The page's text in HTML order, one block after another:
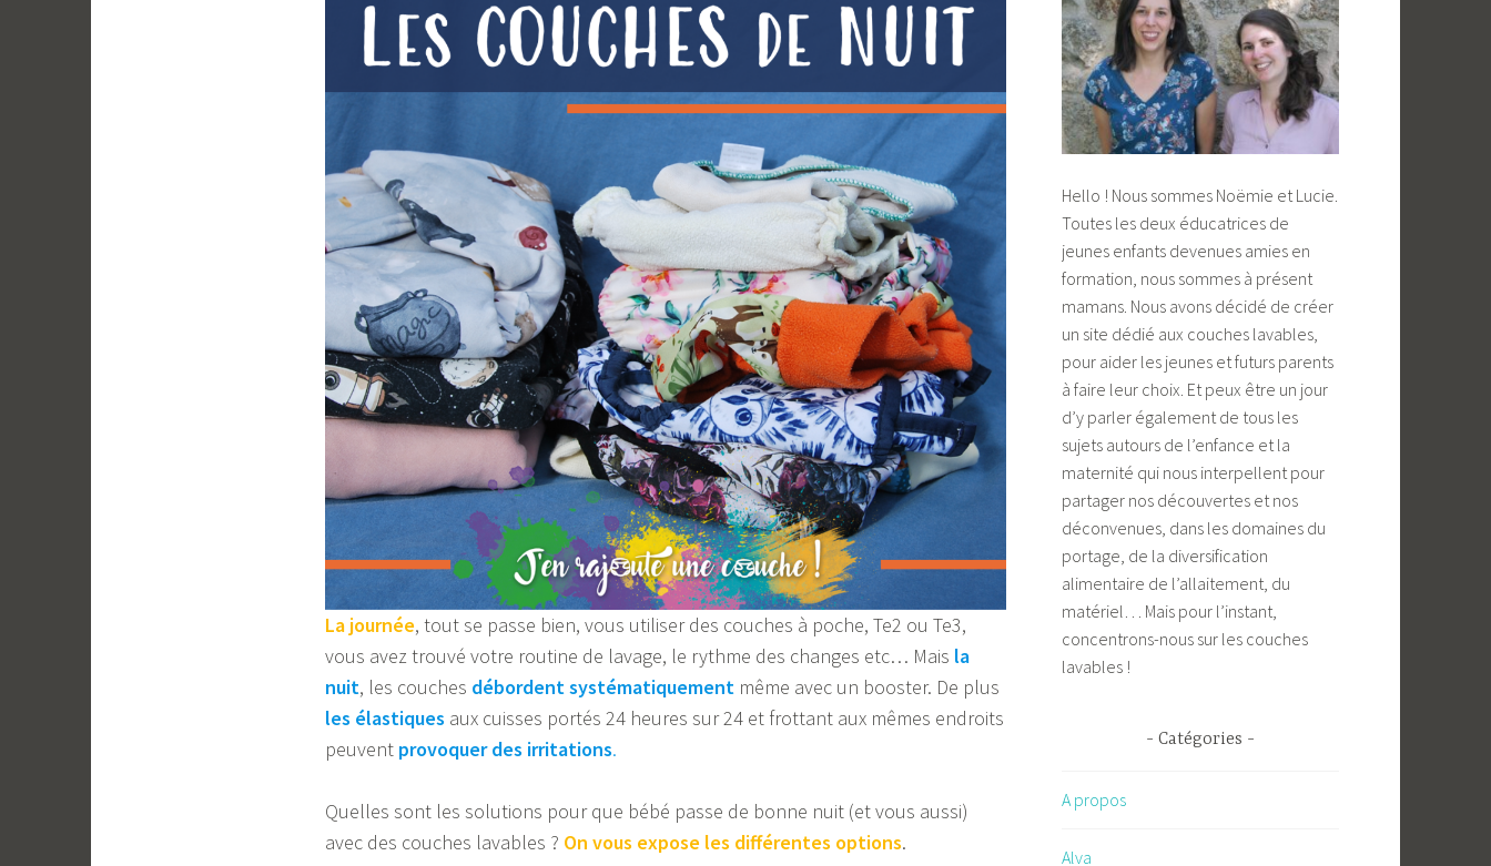
La journée, tout se passe bien, vous utiliser des couches à poche, Te2 ou Te3,
vous avez trouvé votre routine de lavage, le rythme des changes etc… Mais la
nuit, les couches débordent systématiquement même avec un booster. De plus
les élastiques aux cuisses portés 24 heures sur 24 et frottant aux mêmes endroits
peuvent provoquer des irritations.
Quelles sont les solutions pour que bébé passe de bonne nuit (et vous aussi)
avec des couches lavables ? On vous expose les différentes options.
Hello ! Nous sommes Noëmie et Lucie.
Toutes les deux éducatrices de
jeunes enfants devenues amies en
formation, nous sommes à présent
mamans. Nous avons décidé de créer
un site dédié aux couches lavables,
pour aider les jeunes et futurs parents
à faire leur choix. Et peux être un jour
d’y parler également de tous les
sujets autours de l’enfance et la
maternité qui nous interpellent pour
partager nos découvertes et nos
déconvenues, dans les domaines du
portage, de la diversification
alimentaire de l’allaitement, du
matériel… Mais pour l’instant,
concentrons-nous sur les couches
lavables !
Catégories
A propos
Alva